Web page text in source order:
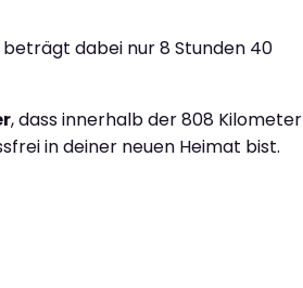
beträgt dabei nur 8 Stunden 40
, dass innerhalb der 808 Kilometer
in deiner neuen Heimat bist.